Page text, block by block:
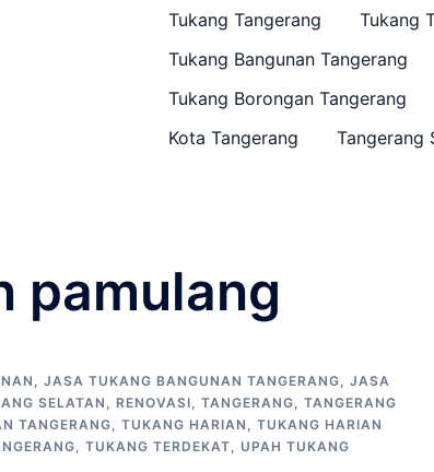
Tukang Tangerang
Tukang
Tukang Bangunan Tangerang
Tukang Borongan Tangerang
Kota Tangerang
Tangerang
pamulang
, JASA TUKANG BANGUNAN TANGERANG, JASA
SELATAN , RENOVASI, TANGERANG, TANGERANG
TANGERANG, TUKANG HARIAN , TUKANG HARIAN
, TUKANG TERDEKAT, UPAH TUKANG